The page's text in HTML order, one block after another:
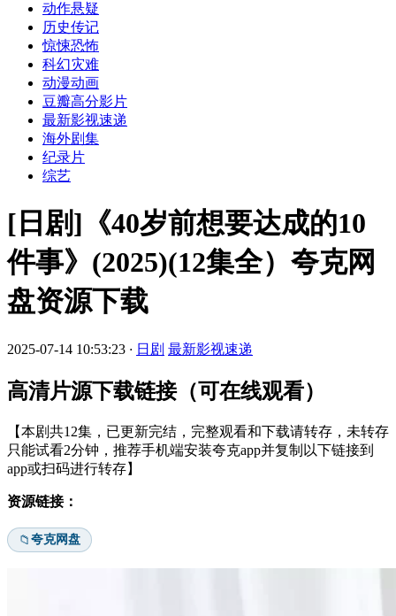
动作悬疑
历史传记
惊悚恐怖
科幻灾难
动漫动画
豆瓣高分影片
最新影视速递
海外剧集
纪录片
综艺
[日剧]《40岁前想要达成的10
件事》(2025)(12集全）夸克网
盘资源下载
2025-07-14 10:53:23 · 日剧 最新影视速递
高清片源下载链接（可在线观看）
【本剧共12集，已更新完结，完整观看和下载请转存，未转存
只能试看2分钟，推荐手机端安装夸克app并复制以下链接到
app或扫码进行转存】
资源链接：
📁夸克网盘